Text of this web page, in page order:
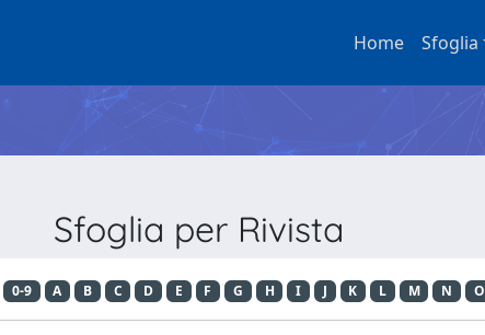
Home Sfoglia
Sfoglia per Rivista
0-9 A B C D E F G H I J K L M N O